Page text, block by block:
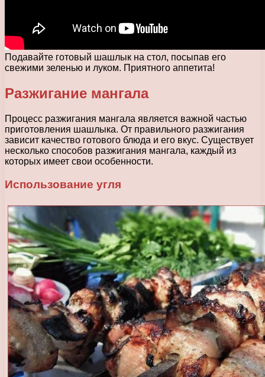
Подавайте готовый шашлык на стол, посыпав его
свежими зеленью и луком. Приятного аппетита!
Разжигание мангала
Процесс разжигания мангала является важной частью
приготовления шашлыка. От правильного разжигания
зависит качество готового блюда и его вкус. Существует
несколько способов разжигания мангала, каждый из
которых имеет свои особенности.
Использование угля